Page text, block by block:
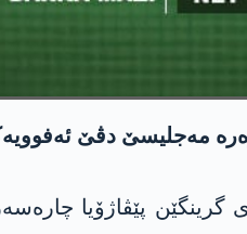
وەرە مەجلیسێ دڤێ